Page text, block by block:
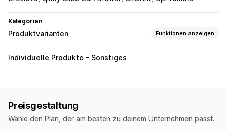
Kategorien
Produktvarianten Funktionen anzeigen
Anpassung
Geschenkverpackung
Benutzerdefiniertes HTML Vorschau Übersetzung
Individuelle Produkte – Sonstiges
Preisgestaltung
Wähle den Plan, der am besten zu deinem Unternehmen passt.